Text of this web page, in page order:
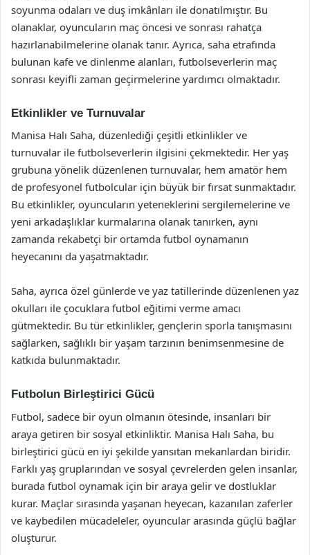
soyunma odaları ve duş imkânları ile donatılmıştır. Bu
olanaklar, oyuncuların maç öncesi ve sonrası rahatça
hazırlanabilmelerine olanak tanır. Ayrıca, saha etrafında
bulunan kafe ve dinlenme alanları, futbolseverlerin maç
sonrası keyifli zaman geçirmelerine yardımcı olmaktadır.
Etkinlikler ve Turnuvalar
Manisa Halı Saha, düzenlediği çeşitli etkinlikler ve
turnuvalar ile futbolseverlerin ilgisini çekmektedir. Her yaş
grubuna yönelik düzenlenen turnuvalar, hem amatör hem
de profesyonel futbolcular için büyük bir fırsat sunmaktadır.
Bu etkinlikler, oyuncuların yeteneklerini sergilemelerine ve
yeni arkadaşlıklar kurmalarına olanak tanırken, aynı
zamanda rekabetçi bir ortamda futbol oynamanın
heyecanını da yaşatmaktadır.
Saha, ayrıca özel günlerde ve yaz tatillerinde düzenlenen yaz
okulları ile çocuklara futbol eğitimi verme amacı
gütmektedir. Bu tür etkinlikler, gençlerin sporla tanışmasını
sağlarken, sağlıklı bir yaşam tarzının benimsenmesine de
katkıda bulunmaktadır.
Futbolun Birleştirici Gücü
Futbol, sadece bir oyun olmanın ötesinde, insanları bir
araya getiren bir sosyal etkinliktir. Manisa Halı Saha, bu
birleştirici gücü en iyi şekilde yansıtan mekanlardan biridir.
Farklı yaş gruplarından ve sosyal çevrelerden gelen insanlar,
burada futbol oynamak için bir araya gelir ve dostluklar
kurar. Maçlar sırasında yaşanan heyecan, kazanılan zaferler
ve kaybedilen mücadeleler, oyuncular arasında güçlü bağlar
oluşturur.